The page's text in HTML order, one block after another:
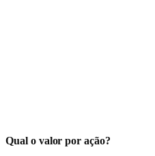
Qual o valor por ação?